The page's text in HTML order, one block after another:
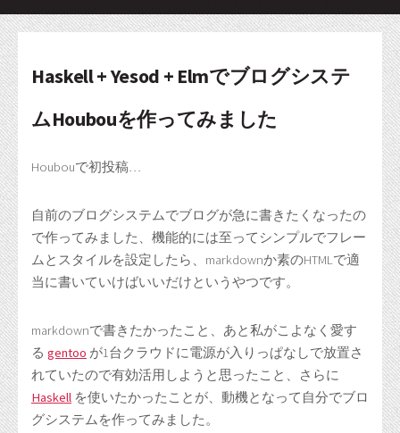
Haskell + Yesod + Elmでブログシステ
ムHoubouを作ってみました
Houbouで初投稿…
自前のブログシステムでブログが急に書きたくなったの
で作ってみました、機能的には至ってシンプルでフレー
ムとスタイルを設定したら、markdownか素のHTMLで適
当に書いていけばいいだけというやつです。
markdownで書きたかったこと、あと私がこよなく愛す
る gentoo が1台クラウドに電源が入りっぱなしで放置さ
れていたので有効活用しようと思ったこと、さらに
Haskell を使いたかったことが、動機となって自分でブロ
グシステムを作ってみました。